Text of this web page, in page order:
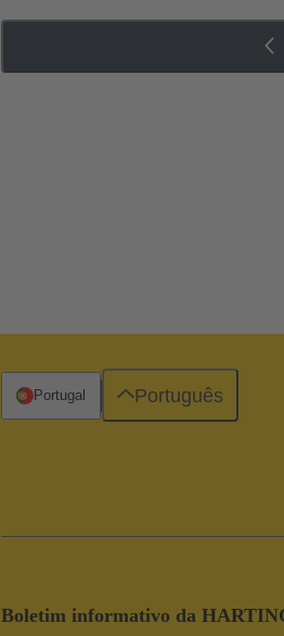
Boletim informativo da
Portugal Português